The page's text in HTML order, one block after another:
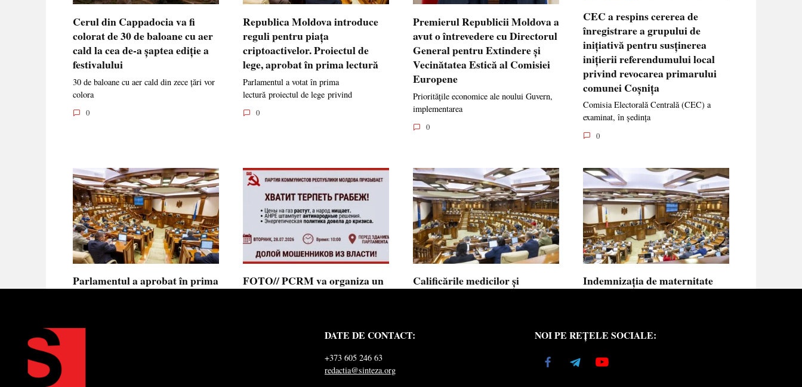
Cerul din Cappadocia va fi
colorat de 30 de baloane cu aer
cald la cea de-a șaptea ediție a
festivalului
30 de baloane cu aer cald din zece țări vor
colora
0
Republica Moldova introduce
reguli pentru piața
criptoactivelor. Proiectul de
lege, aprobat în prima lectură
Parlamentul a votat în prima
lectură proiectul de lege privind
0
Premierul Republicii Moldova a
avut o întrevedere cu Directorul
General pentru Extindere și
Vecinătatea Estică al Comisiei
Europene
Prioritățile economice ale noului Guvern,
implementarea
0
CEC a respins cererea de
înregistrare a grupului de
inițiativă pentru susținerea
inițierii referendumului local
privind revocarea primarului
comunei Coșnița
Comisia Electorală Centrală (CEC) a
examinat, în ședința
0
Parlamentul a aprobat în prima
FOTO// PCRM va organiza un
Partidul Comuniștilor din Republica
Calificările medicilor și
Calificările profesionale obținute de medici
Indemnizația de maternitate
copilului
Indemnizația de maternitate pentru femeile
necăsătorite
DATE DE CONTACT:
+373 605 246 63
redactia@sinteza.org
NOI PE REȚELE SOCIALE: